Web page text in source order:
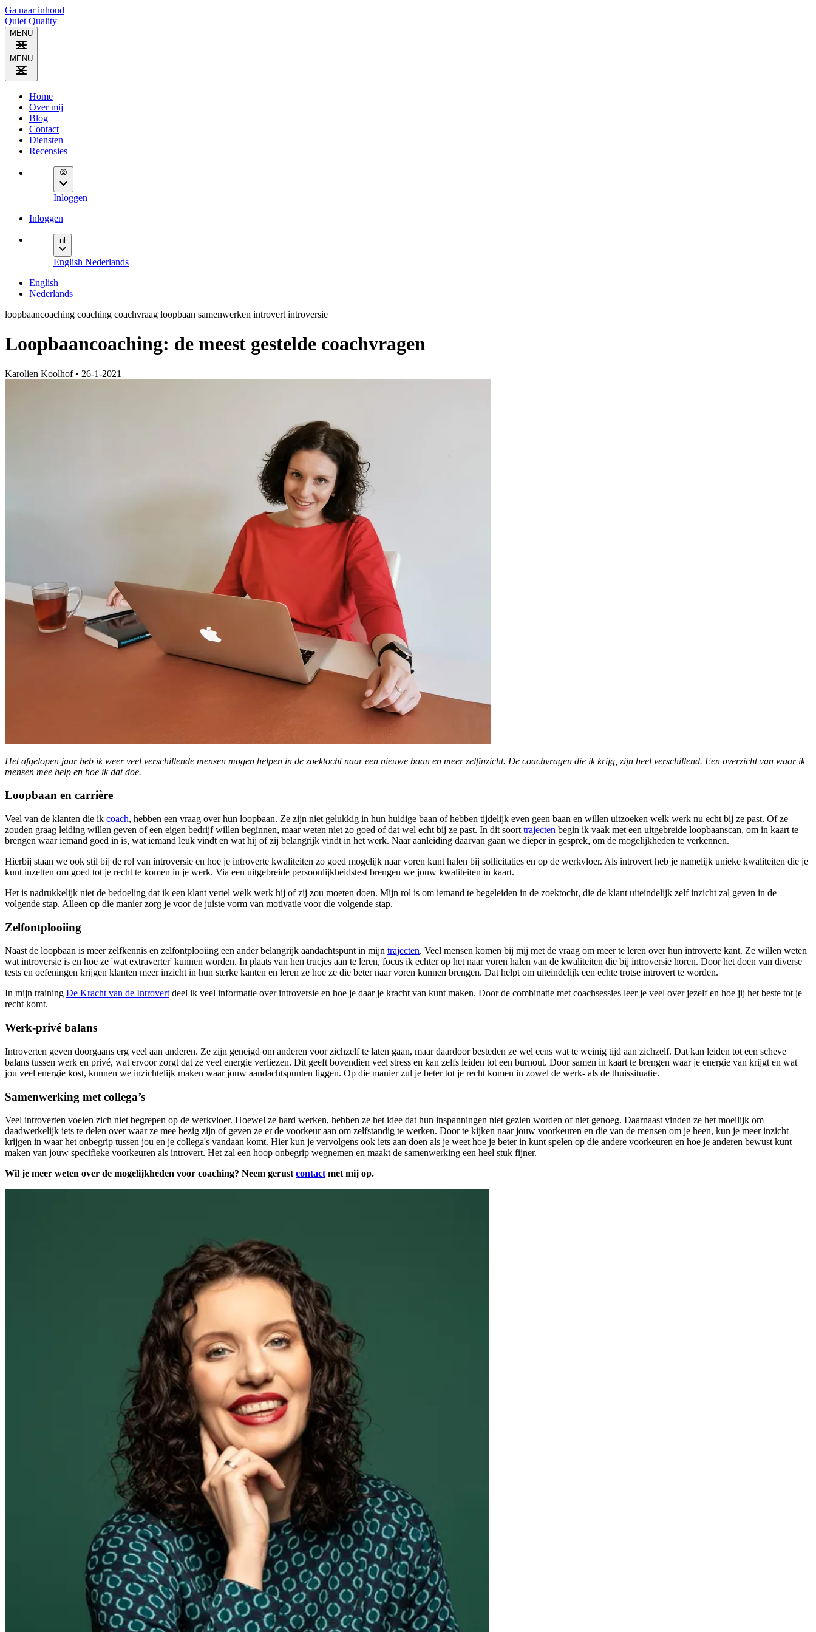
Ga naar inhoud
Quiet Quality
MENU
MENU
Home
Over mij
Blog
Contact
Diensten
Recensies
Inloggen
Inloggen
nl
English Nederlands
English
Nederlands
loopbaancoaching coaching coachvraag loopbaan samenwerken introvert introversie
Loopbaancoaching: de meest gestelde coachvragen
Karolien Koolhof • 26-1-2021
Het afgelopen jaar heb ik weer veel verschillende mensen mogen helpen in de zoektocht naar een nieuwe baan en meer zelfinzicht. De coachvragen die ik krijg, zijn heel verschillend. Een overzicht van waar ik
mensen mee help en hoe ik dat doe.
Loopbaan en carrière
Veel van de klanten die ik coach, hebben een vraag over hun loopbaan. Ze zijn niet gelukkig in hun huidige baan of hebben tijdelijk even geen baan en willen uitzoeken welk werk nu echt bij ze past. Of ze
zouden graag leiding willen geven of een eigen bedrijf willen beginnen, maar weten niet zo goed of dat wel echt bij ze past. In dit soort trajecten begin ik vaak met een uitgebreide loopbaanscan, om in kaart te
brengen waar iemand goed in is, wat iemand leuk vindt en wat hij of zij belangrijk vindt in het werk. Naar aanleiding daarvan gaan we dieper in gesprek, om de mogelijkheden te verkennen.
Hierbij staan we ook stil bij de rol van introversie en hoe je introverte kwaliteiten zo goed mogelijk naar voren kunt halen bij sollicitaties en op de werkvloer. Als introvert heb je namelijk unieke kwaliteiten die je
kunt inzetten om goed tot je recht te komen in je werk. Via een uitgebreide persoonlijkheidstest brengen we jouw kwaliteiten in kaart.
Het is nadrukkelijk niet de bedoeling dat ik een klant vertel welk werk hij of zij zou moeten doen. Mijn rol is om iemand te begeleiden in de zoektocht, die de klant uiteindelijk zelf inzicht zal geven in de
volgende stap. Alleen op die manier zorg je voor de juiste vorm van motivatie voor die volgende stap.
Zelfontplooiing
Naast de loopbaan is meer zelfkennis en zelfontplooiing een ander belangrijk aandachtspunt in mijn trajecten. Veel mensen komen bij mij met de vraag om meer te leren over hun introverte kant. Ze willen weten
wat introversie is en hoe ze 'wat extraverter' kunnen worden. In plaats van hen trucjes aan te leren, focus ik echter op het naar voren halen van de kwaliteiten die bij introversie horen. Door het doen van diverse
tests en oefeningen krijgen klanten meer inzicht in hun sterke kanten en leren ze hoe ze die beter naar voren kunnen brengen. Dat helpt om uiteindelijk een echte trotse introvert te worden.
In mijn training De Kracht van de Introvertdeel ik veel informatie over introversie en hoe je daar je kracht van kunt maken. Door de combinatie met coachsessies leer je veel over jezelf en hoe jij het beste tot je
recht komt.
Werk-privé balans
Introverten geven doorgaans erg veel aan anderen. Ze zijn geneigd om anderen voor zichzelf te laten gaan, maar daardoor besteden ze wel eens wat te weinig tijd aan zichzelf. Dat kan leiden tot een scheve
balans tussen werk en privé, wat ervoor zorgt dat ze veel energie verliezen. Dit geeft bovendien veel stress en kan zelfs leiden tot een burnout. Door samen in kaart te brengen waar je energie van krijgt en wat
jou veel energie kost, kunnen we inzichtelijk maken waar jouw aandachtspunten liggen. Op die manier zul je beter tot je recht komen in zowel de werk- als de thuissituatie.
Samenwerking met collega’s
Veel introverten voelen zich niet begrepen op de werkvloer. Hoewel ze hard werken, hebben ze het idee dat hun inspanningen niet gezien worden of niet genoeg. Daarnaast vinden ze het moeilijk om
daadwerkelijk iets te delen over waar ze mee bezig zijn of geven ze er de voorkeur aan om zelfstandig te werken. Door te kijken naar jouw voorkeuren en die van de mensen om je heen, kun je meer inzicht
krijgen in waar het onbegrip tussen jou en je collega's vandaan komt. Hier kun je vervolgens ook iets aan doen als je weet hoe je beter in kunt spelen op die andere voorkeuren en hoe je anderen bewust kunt
maken van jouw specifieke voorkeuren als introvert. Het zal een hoop onbegrip wegnemen en maakt de samenwerking een heel stuk fijner.
Wil je meer weten over de mogelijkheden voor coaching? Neem gerust contact met mij op.